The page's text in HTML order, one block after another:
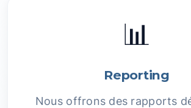
📊
Reporting
Nous offrons des rapports